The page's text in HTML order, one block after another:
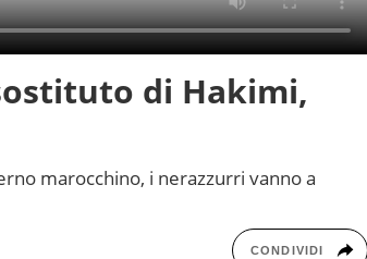
di Hakimi,
marocchino, i nerazzurri vanno a
CONDIVIDI